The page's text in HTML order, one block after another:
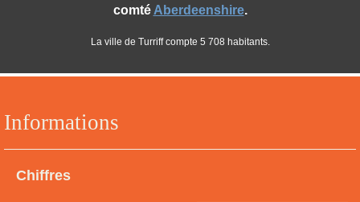
Informations
Chiffres
comté Aberdeenshire.
La ville de Turriff compte 5 708 habitants.